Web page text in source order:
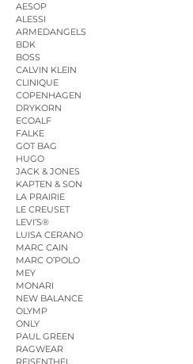
AESOP
ALESSI
ARMEDANGELS
BDK
BOSS
CALVIN KLEIN
CLINIQUE
COPENHAGEN
DRYKORN
ECOALF
FALKE
GOT BAG
HUGO
JACK & JONES
KAPTEN & SON
LA PRAIRIE
LE CREUSET
LEVI’S®
LUISA CERANO
MARC CAIN
MARC O’POLO
MEY
MONARI
NEW BALANCE
OLYMP
ONLY
PAUL GREEN
RAGWEAR